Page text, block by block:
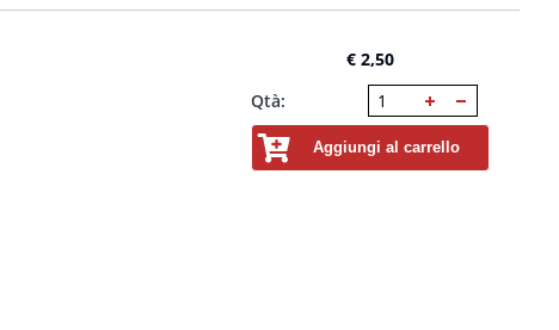
€ 2,50
Qtà:
Aggiungi al carrello